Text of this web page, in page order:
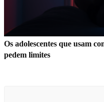
Os adolescentes que usam
pedem limites